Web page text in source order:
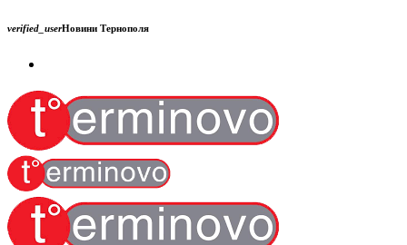
verified_userНовини Тернополя